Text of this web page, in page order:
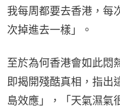
我每周都要去香港，每
次掉進去一樣」。
至於為何香港會如此悶
即揭開殘酷真相，指出
島效應」，「天氣濕氣